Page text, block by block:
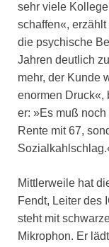
sehr viele
schaffen«,
die psychische
Jahren deutlich
mehr, der Kunde
enormen Druck«,
er: »Es muß
Rente mit 67,
Mittlerweile hat
Fendt, Leiter des
steht mit
Mikrophon. Er